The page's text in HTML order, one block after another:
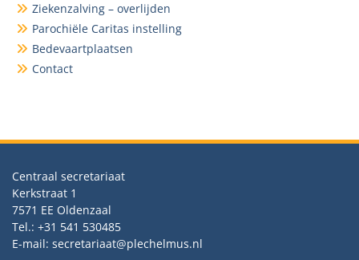
Ziekenzalving – overlijden
Parochiële Caritas instelling
Bedevaartplaatsen
Contact
Centraal secretariaat
Kerkstraat 1
7571 EE Oldenzaal
Tel.: +31 541 530485
E-mail: secretariaat@plechelmus.nl